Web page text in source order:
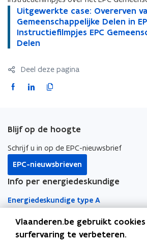
U
i
t
g
c
s
e
O
e
e
r
Uitgewerkte case: Overerven
Gemeenschappelijke Delen in
U
i
t
g
e
c
s
e
O
e
e
r
I
n
e
i
l
p
e
E
P
Instructiefilmpjes EPC
Delen
I
n
e
i
l
p
e
E
P
Deel deze pagina
F
b
o
o
p
e
L
e
d
o
p
e
n
t
K
e
e
i
n
k
n
a
Blijf op de hoogte
Schrijf u in op de EPC-nieuwsbrief
EPC-nieuwsbrieven
Info per energiedeskundige
Energiedeskundige type A
Energiedeskundige type D
Snel naar
Vlaanderen.be gebruikt
surfervaring te verbeteren.